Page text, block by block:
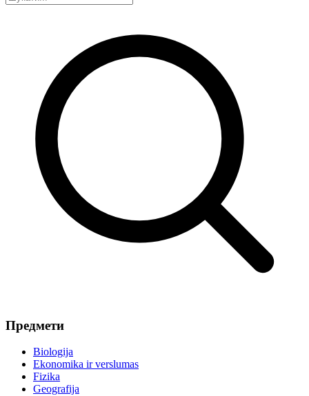
Предмети
Biologija
Ekonomika ir verslumas
Fizika
Geografija